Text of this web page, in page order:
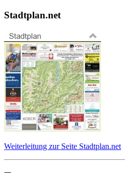
Stadtplan.net
Weiterleitung zur Seite Stadtplan.net